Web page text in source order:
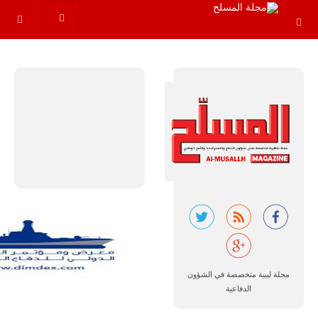
مجلة ليبية متخصصة في الشؤون
الدفاعية
عاماً المقبلة، مع
مالي |
مشاركة